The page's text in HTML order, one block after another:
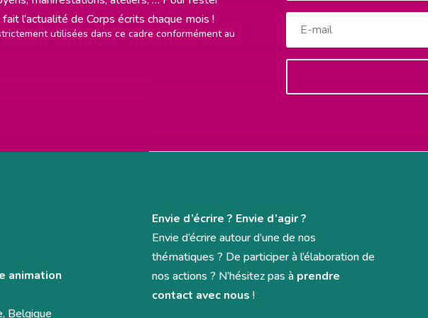
l’actualité de Corps écrits chaque mois !
utilisées dans ce cadre conformément au
animation
Belgique
Envie d’écrire ? Envie d’agir ?
Envie d’écrire autour d’une de nos
thématiques ? De participer à l’élaboration de
nos actions ? N’hésitez pas à prendre
contact avec nous !